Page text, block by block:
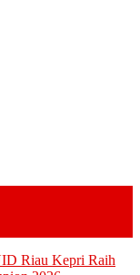
Riau Kepri Raih